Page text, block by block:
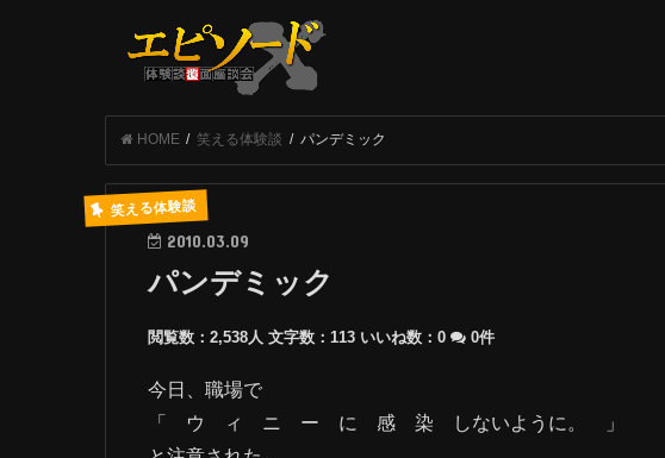
HOME 笑える体験談 パンデミック
笑える体験談
2010.03.09
パンデミック
閲覧数：2,538人 文字数：113 いいね数： 0 0件
今日、職場で
「 ウ ィ ニ ー に 感 染 しないように。 」